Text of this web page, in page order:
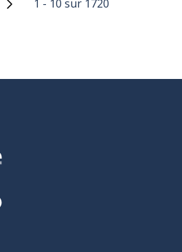
1 - 10 sur 1720